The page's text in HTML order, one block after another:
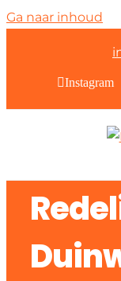
Ga naar inhoud
Instagram